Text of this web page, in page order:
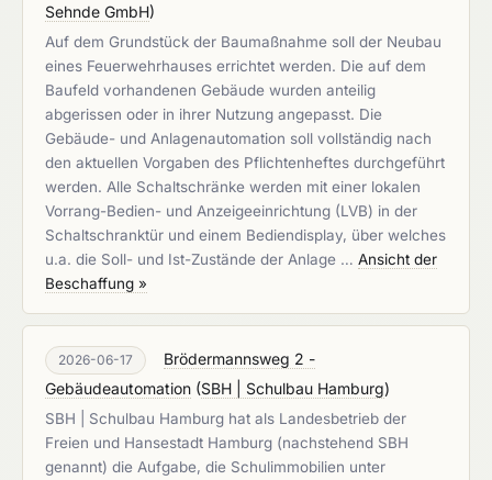
Sehnde GmbH)
Auf dem Grundstück der Baumaßnahme soll der Neubau
eines Feuerwehrhauses errichtet werden. Die auf dem
Baufeld vorhandenen Gebäude wurden anteilig
abgerissen oder in ihrer Nutzung angepasst. Die
Gebäude- und Anlagenautomation soll vollständig nach
den aktuellen Vorgaben des Pflichtenheftes durchgeführt
werden. Alle Schaltschränke werden mit einer lokalen
Vorrang-Bedien- und Anzeigeeinrichtung (LVB) in der
Schaltschranktür und einem Bediendisplay, über welches
u.a. die Soll- und Ist-Zustände der Anlage … Ansicht der
Beschaffung »
2026-06-17
Brödermannsweg 2 -
Gebäudeautomation (SBH | Schulbau Hamburg)
SBH | Schulbau Hamburg hat als Landesbetrieb der
Freien und Hansestadt Hamburg (nachstehend SBH
genannt) die Aufgabe, die Schulimmobilien unter